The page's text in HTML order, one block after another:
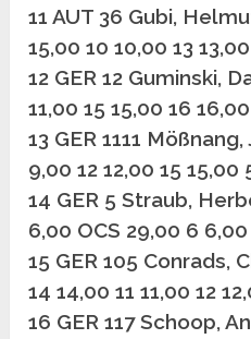
11 AUT 36 Gubi,
15,00 10 10,00 13
12 GER 12 Guminski,
11,00 15 15,00 16
13 GER 1111
9,00 12 12,00 15 15,00
14 GER 5 Straub,
6,00 OCS 29,00 6
15 GER 105 Conrads,
14 14,00 11 11,00 12
16 GER 117 Schoop,